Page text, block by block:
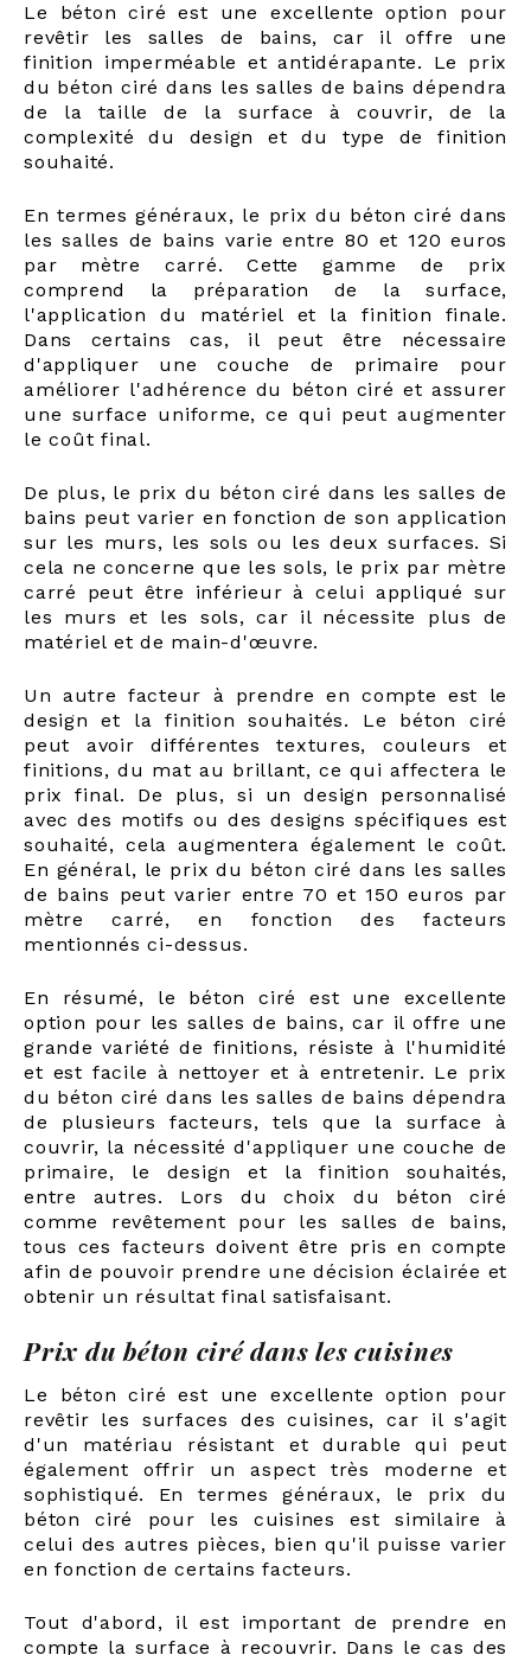
Le béton ciré est une excellente option pour
revêtir les salles de bains, car il offre une
finition imperméable et antidérapante. Le prix
du béton ciré dans les salles de bains dépendra
de la taille de la surface à couvrir, de la
complexité du design et du type de finition
souhaité.
En termes généraux, le prix du béton ciré dans
les salles de bains varie entre 80 et 120 euros
par mètre carré. Cette gamme de prix
comprend la préparation de la surface,
l'application du matériel et la finition finale.
Dans certains cas, il peut être nécessaire
d'appliquer une couche de primaire pour
améliorer l'adhérence du béton ciré et assurer
une surface uniforme, ce qui peut augmenter
le coût final.
De plus, le prix du béton ciré dans les salles de
bains peut varier en fonction de son application
sur les murs, les sols ou les deux surfaces. Si
cela ne concerne que les sols, le prix par mètre
carré peut être inférieur à celui appliqué sur
les murs et les sols, car il nécessite plus de
matériel et de main-d'œuvre.
Un autre facteur à prendre en compte est le
design et la finition souhaités. Le béton ciré
peut avoir différentes textures, couleurs et
finitions, du mat au brillant, ce qui affectera le
prix final. De plus, si un design personnalisé
avec des motifs ou des designs spécifiques est
souhaité, cela augmentera également le coût.
En général, le prix du béton ciré dans les salles
de bains peut varier entre 70 et 150 euros par
mètre carré, en fonction des facteurs
mentionnés ci-dessus.
En résumé, le béton ciré est une excellente
option pour les salles de bains, car il offre une
grande variété de finitions, résiste à l'humidité
et est facile à nettoyer et à entretenir. Le prix
du béton ciré dans les salles de bains dépendra
de plusieurs facteurs, tels que la surface à
couvrir, la nécessité d'appliquer une couche de
primaire, le design et la finition souhaités,
entre autres. Lors du choix du béton ciré
comme revêtement pour les salles de bains,
tous ces facteurs doivent être pris en compte
afin de pouvoir prendre une décision éclairée et
obtenir un résultat final satisfaisant.
Prix du béton ciré dans les cuisines
Le béton ciré est une excellente option pour
revêtir les surfaces des cuisines, car il s'agit
d'un matériau résistant et durable qui peut
également offrir un aspect très moderne et
sophistiqué. En termes généraux, le prix du
béton ciré pour les cuisines est similaire à
celui des autres pièces, bien qu'il puisse varier
en fonction de certains facteurs.
Tout d'abord, il est important de prendre en
compte la surface à recouvrir. Dans le cas des